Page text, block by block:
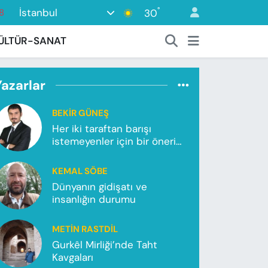
İstanbul 30°
SANAT
BEKIR GÜNEŞ
Her iki taraftan barışı
istemeyenler için bir önerim
KEMAL SÖBE
Dünyanın gidişatı ve
insanlığın durumu
METIN RASTDIL
Gurkêl Mirliği’nde Taht
Kavgaları